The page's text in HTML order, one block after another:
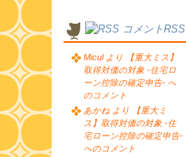
コメントRSS
Micul より 【重大ミス】
取得対価の対象 -住宅ロ
ーン控除の確定申告- へ
のコメント
あかね より 【重大ミ
ス】取得対価の対象 -住
宅ローン控除の確定申告-
へのコメント